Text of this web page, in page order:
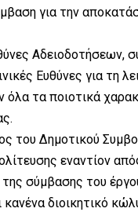
για την
Αδειοδοτήσεων,
Ευθύνες για τη
όλα τα ποιοτικά
του Δημοτικού
εναντίον
σύμβασης του
κανένα διοικητικό